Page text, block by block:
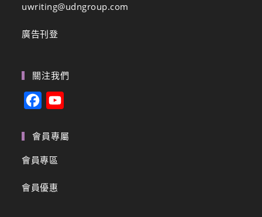
uwriting@udngroup.com
廣告刊登
關注我們
c
e
o
u
會員專屬
會員專區
會員優惠